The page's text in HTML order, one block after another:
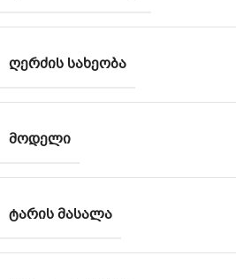
ᲦᲔᲠᲫᲘᲡ ᲡᲐᲮᲔᲝᲑᲐ
ᲛᲝᲓᲔᲚᲘ
ᲢᲐᲠᲘᲡ ᲛᲐᲡᲐᲚᲐ